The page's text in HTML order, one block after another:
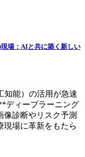
場：AIと共に築く新しい
知能）の活用が急速
ディープラーニング
像診断やリスク予測
現場に革新をもたら